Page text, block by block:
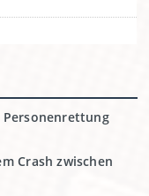
Crash zwischen